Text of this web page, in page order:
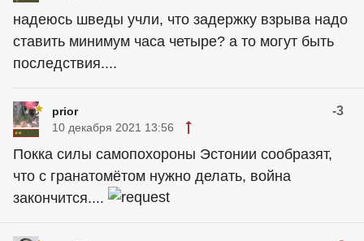
надеюсь шведы учли, что задержку взрыва надо
ставить минимум часа четыре? а то могут быть
последствия....
prior -3
10 декабря 2021 13:56
Покка силы самопохороны Эстонии сообразят,
что с гранатомётом нужно делать, война
закончится....